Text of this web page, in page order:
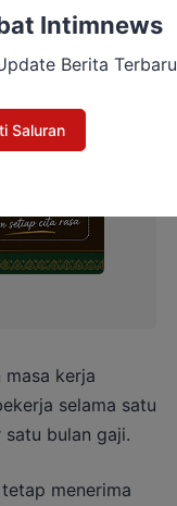
masa kerja
selama satu
bulan gaji.
menerima
Intimnews
Berita Terbaru
Saluran